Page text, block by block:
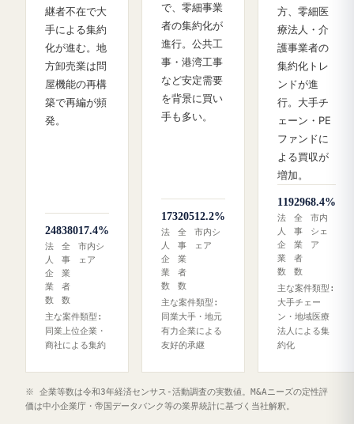
継者不在で大
手による集約
化が進む。地
方卸売業は問
屋機能の再構
築で再編が頻
発。
248
法
人
企
業
数
380
全
事
業
者
数
17.4%
市内シ
ェア
主な案件類型:
同業上位企業・
商社による集約
で、零細事業
者の集約化が
進行。公共工
事・港湾工事
など安定需要
を背景に買い
手も多い。
173
法
人
企
業
数
205
全
事
業
者
数
12.2%
市内シ
ェア
主な案件類型:
同業大手・地元
有力企業による
友好的承継
方、零細医
療法人・介
護事業者の
集約化トレ
ンドが進
行。大手チ
ェーン・PE
ファンドに
よる買収が
増加。
119
法
人
企
業
数
296
全
事
業
者
数
8.4%
市内
シェ
ア
主な案件類型:
大手チェー
ン・地域医療
法人による集
約化
※ 企業等数は令和3年経済センサス‐活動調査の実数値。M&Aニーズの定性評
価は中小企業庁・帝国データバンク等の業界統計に基づく当社解釈。